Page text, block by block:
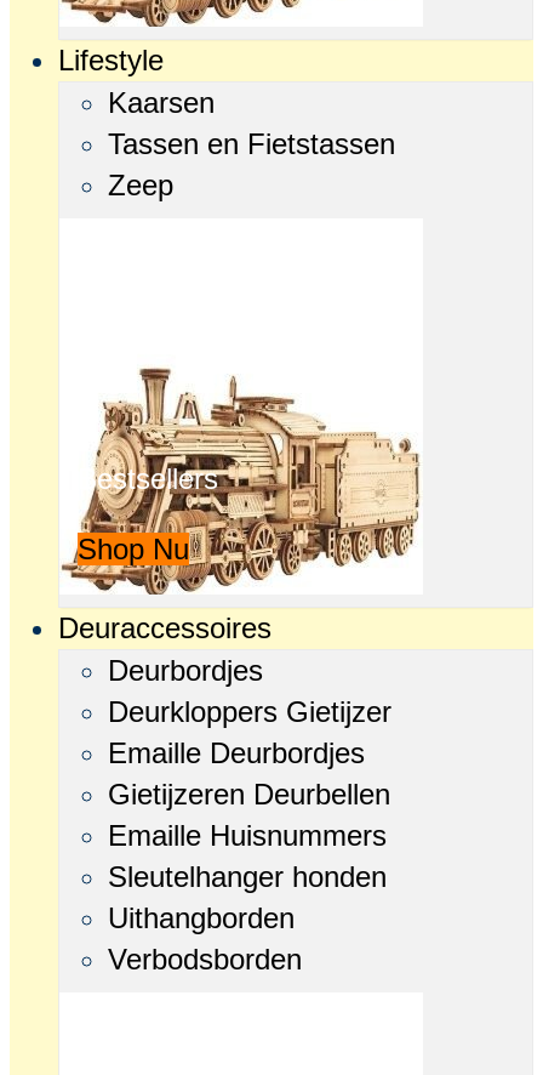
Lifestyle
Kaarsen
Tassen en Fietstassen
Zeep
Bestsellers
Shop Nu
Deuraccessoires
Deurbordjes
Deurkloppers Gietijzer
Emaille Deurbordjes
Gietijzeren Deurbellen
Emaille Huisnummers
Sleutelhanger honden
Uithangborden
Verbodsborden